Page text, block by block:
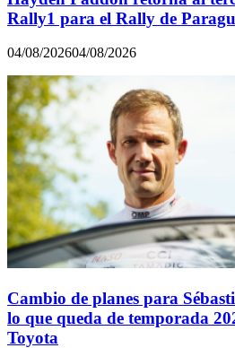
Rally1 para el Rally de
04/08/202604/08/2026
Cambio de planes para
lo que queda de temporada
Toyota